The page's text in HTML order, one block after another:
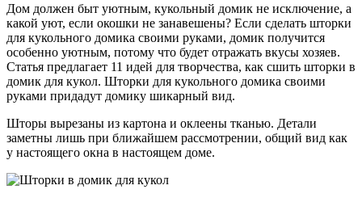
Дом должен быт уютным, кукольный домик не исключение, а
какой уют, если окошки не занавешены? Если сделать шторки
для кукольного домика своими руками, домик получится
особенно уютным, потому что будет отражать вкусы хозяев.
Статья предлагает 11 идей для творчества, как сшить шторки в
домик для кукол. Шторки для кукольного домика своими
руками придадут домику шикарный вид.
Шторы вырезаны из картона и оклеены тканью. Детали
заметны лишь при ближайшем рассмотрении, общий вид как
у настоящего окна в настоящем доме.